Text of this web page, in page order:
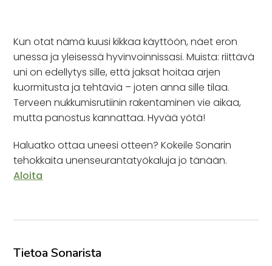
Kun otat nämä kuusi kikkaa käyttöön, näet eron
unessa ja yleisessä hyvinvoinnissasi. Muista: riittävä
uni on edellytys sille, että jaksat hoitaa arjen
kuormitusta ja tehtäviä – joten anna sille tilaa.
Terveen nukkumisrutiinin rakentaminen vie aikaa,
mutta panostus kannattaa. Hyvää yötä!
Haluatko ottaa uneesi otteen? Kokeile Sonarin
tehokkaita unenseurantatyökaluja jo tänään.
Aloita
Tietoa Sonarista